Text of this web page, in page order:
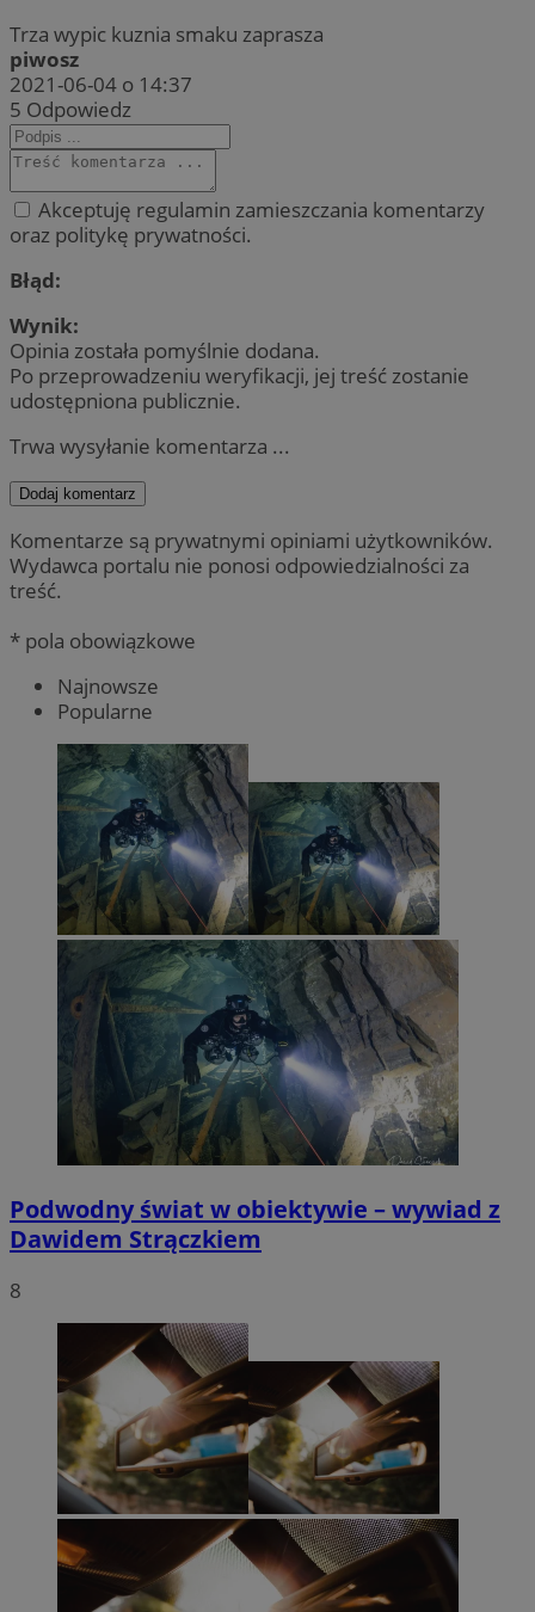
Trza wypic kuznia smaku zaprasza
piwosz
2021-06-04 o 14:37
5 Odpowiedz
Akceptuję regulamin zamieszczania komentarzy
oraz politykę prywatności.
Błąd:
Wynik:
Opinia została pomyślnie dodana.
Po przeprowadzeniu weryfikacji, jej treść zostanie
udostępniona publicznie.
Trwa wysyłanie komentarza ...
Dodaj komentarz
Komentarze są prywatnymi opiniami użytkowników.
Wydawca portalu nie ponosi odpowiedzialności za
treść.
* pola obowiązkowe
Najnowsze
Popularne
Podwodny świat w obiektywie – wywiad z
Dawidem Strączkiem
8